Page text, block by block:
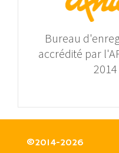
Bureau
accrédité par
2014
©2014-2026